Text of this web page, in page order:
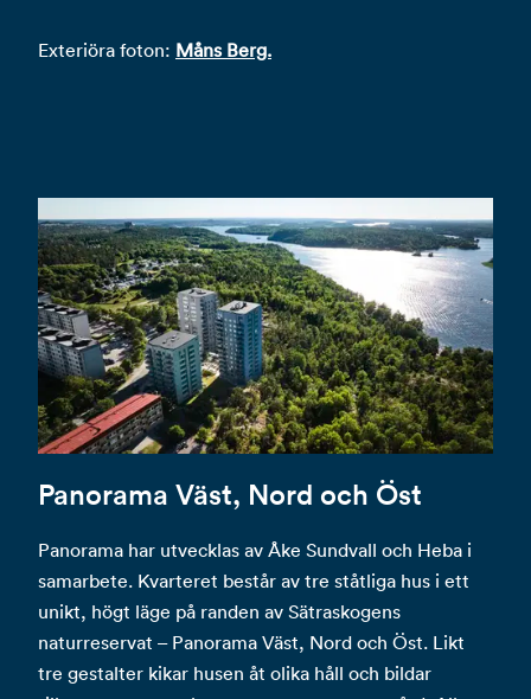
Exteriöra foton: Måns Berg.
Panorama Väst, Nord och Öst
Panorama har utvecklas av Åke Sundvall och Heba i
samarbete. Kvarteret består av tre ståtliga hus i ett
unikt, högt läge på randen av Sätraskogens
naturreservat – Panorama Väst, Nord och Öst. Likt
tre gestalter kikar husen åt olika håll och bildar